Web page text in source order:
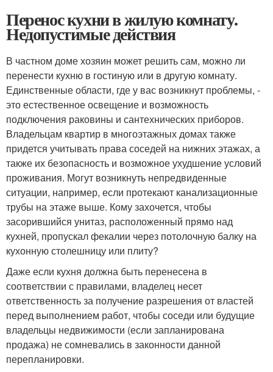
Перенос кухни в жилую комнату.
Недопустимые действия
В частном доме хозяин может решить сам, можно ли
перенести кухню в гостиную или в другую комнату.
Единственные области, где у вас возникнут проблемы, -
это естественное освещение и возможность
подключения раковины и сантехнических приборов.
Владельцам квартир в многоэтажных домах также
придется учитывать права соседей на нижних этажах, а
также их безопасность и возможное ухудшение условий
проживания. Могут возникнуть непредвиденные
ситуации, например, если протекают канализационные
трубы на этаже выше. Кому захочется, чтобы
засорившийся унитаз, расположенный прямо над
кухней, пропускал фекалии через потолочную балку на
кухонную столешницу или плиту?
Даже если кухня должна быть перенесена в
соответствии с правилами, владелец несет
ответственность за получение разрешения от властей
перед выполнением работ, чтобы соседи или будущие
владельцы недвижимости (если запланирована
продажа) не сомневались в законности данной
перепланировки.